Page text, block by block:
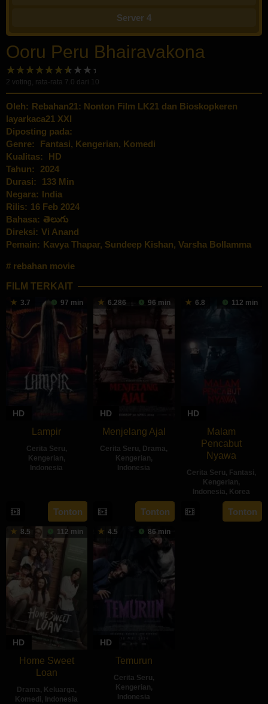
Server 4
Ooru Peru Bhairavakona
2 voting, rata-rata 7.0 dari 10
Oleh: Rebahan21: Nonton Film LK21 dan Bioskopkeren
layarkaca21 XXI
Diposting pada:
Genre:
Fantasi, Kengerian, Komedi
Kualitas:
HD
Tahun:
2024
Durasi:
133 Min
Negara: India
Rilis: 16 Feb 2024
Bahasa: తెలుగు
Direksi: Vi Anand
Pemain: Kavya Thapar, Sundeep Kishan, Varsha Bollamma
rebahan movie
FILM TERKAIT
3.7 97 min
HD
Lampir
Cerita Seru,
Kengerian,
Indonesia
Feb
2024
Gulardi
Tonton
6.286 96 min
HD
Menjelang Ajal
Cerita Seru, Drama,
Kengerian,
Indonesia
Apr
2024
Daeng
Ratu
Tonton
6.8 112 min
HD
Malam
Pencabut
Nyawa
Cerita Seru, Fantasi,
Kengerian,
Indonesia, Korea
22
May
Sidharta
Tata
Tonton
8.5 112 min
HD
Home Sweet
Loan
Drama, Keluarga,
Komedi, Indonesia
4.5 86 min
HD
Temurun
Cerita Seru,
Kengerian,
Indonesia